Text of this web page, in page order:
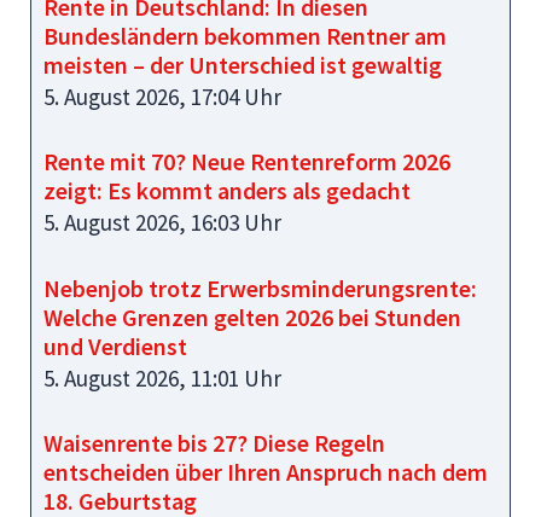
Rente in Deutschland: In diesen
Bundesländern bekommen Rentner am
meisten – der Unterschied ist gewaltig
5. August 2026, 17:04 Uhr
Rente mit 70? Neue Rentenreform 2026
zeigt: Es kommt anders als gedacht
5. August 2026, 16:03 Uhr
Nebenjob trotz Erwerbsminderungsrente:
Welche Grenzen gelten 2026 bei Stunden
und Verdienst
5. August 2026, 11:01 Uhr
Waisenrente bis 27? Diese Regeln
entscheiden über Ihren Anspruch nach dem
18. Geburtstag